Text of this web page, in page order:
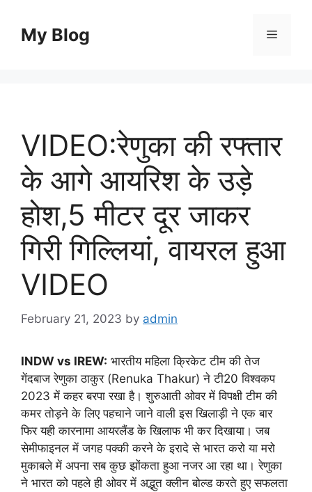
contentMy Blog Menu
VIDEO:रेणुका की रफ्तार
के आगे आयरिश के उड़े
होश,5 मीटर दूर जाकर
गिरी गिल्लियां, वायरल हुआ
VIDEO
February 21, 2023 by admin
INDW vs IREW: भारतीय महिला क्रिकेट टीम की तेज
गेंदबाज रेणुका ठाकुर (Renuka Thakur) ने टी20 विश्वकप
2023 में कहर बरपा रखा है। शुरुआती ओवर में विपक्षी टीम की
कमर तोड़ने के लिए पहचाने जाने वाली इस खिलाड़ी ने एक बार
फिर यही कारनामा आयरलैंड के खिलाफ भी कर दिखाया। जब
सेमीफाइनल में जगह पक्की करने के इरादे से भारत करो या मरो
मुकाबले में अपना सब कुछ झोंकता हुआ नजर आ रहा था। रेणुका
ने भारत को पहले ही ओवर में अद्भुत क्लीन बोल्ड करते हुए सफलता